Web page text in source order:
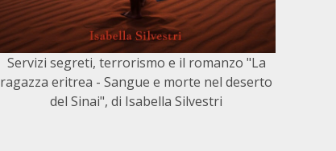
Servizi segreti, terrorismo e il romanzo "La
ragazza eritrea - Sangue e morte nel deserto
del Sinai", di Isabella Silvestri